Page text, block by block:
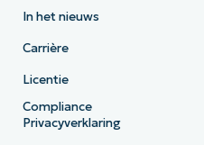
In het nieuws
Carrière
Licentie
Compliance
Privacyverklaring